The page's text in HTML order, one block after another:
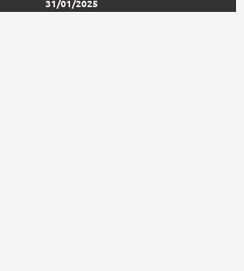
31/01/2025